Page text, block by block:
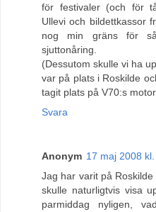
för festivaler (och för
Ullevi och bildettkassor
nog min gräns för
sjuttonåring.
(Dessutom skulle vi ha
var på plats i Roskilde
tagit plats på V70:s
Svara
Anonym 17 maj 2008
Jag har varit på
skulle naturligtvis visa
parmiddag nyligen,